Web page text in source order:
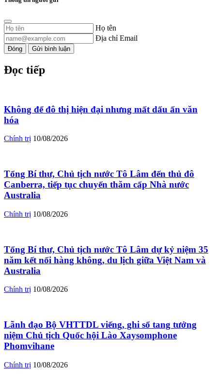
Họ tên
Địa chỉ Email
Đóng Gửi bình luận
Đọc tiếp
Không để đô thị hiện đại nhưng mất dấu ấn văn
hóa
Chính trị 10/08/2026
Tổng Bí thư, Chủ tịch nước Tô Lâm đến thủ đô
Canberra, tiếp tục chuyến thăm cấp Nhà nước
Australia
Chính trị 10/08/2026
Tổng Bí thư, Chủ tịch nước Tô Lâm dự kỷ niệm 35
năm kết nối hàng không, du lịch giữa Việt Nam và
Australia
Chính trị 10/08/2026
Lãnh đạo Bộ VHTTDL viếng, ghi sổ tang tưởng
niệm Chủ tịch Quốc hội Lào Xaysomphone
Phomvihane
Chính trị 10/08/2026